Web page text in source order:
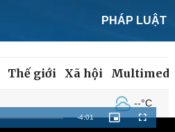
PHÁP LUẬT
Thế giới Xã hội
--°C
Remaining
-4:01
Picture-
in-
Fullscreen